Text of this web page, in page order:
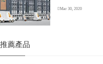
Mar 30, 2020
推薦產品